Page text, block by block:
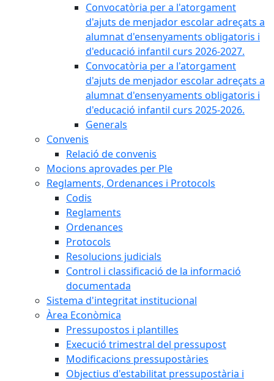
Convocatòria per a l'atorgament
d'ajuts de menjador escolar adreçats a
alumnat d'ensenyaments obligatoris i
d'educació infantil curs 2026-2027.
Convocatòria per a l'atorgament
d'ajuts de menjador escolar adreçats a
alumnat d'ensenyaments obligatoris i
d'educació infantil curs 2025-2026.
Generals
Convenis
Relació de convenis
Mocions aprovades per Ple
Reglaments, Ordenances i Protocols
Codis
Reglaments
Ordenances
Protocols
Resolucions judicials
Control i classificació de la informació
documentada
Sistema d'integritat institucional
Àrea Econòmica
Pressupostos i plantilles
Execució trimestral del pressupost
Modificacions pressupostàries
Objectius d'estabilitat pressupostària i